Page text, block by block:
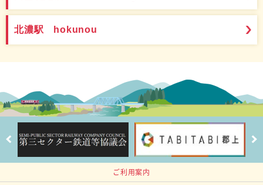
北濃駅 hokunou
ご利用案内